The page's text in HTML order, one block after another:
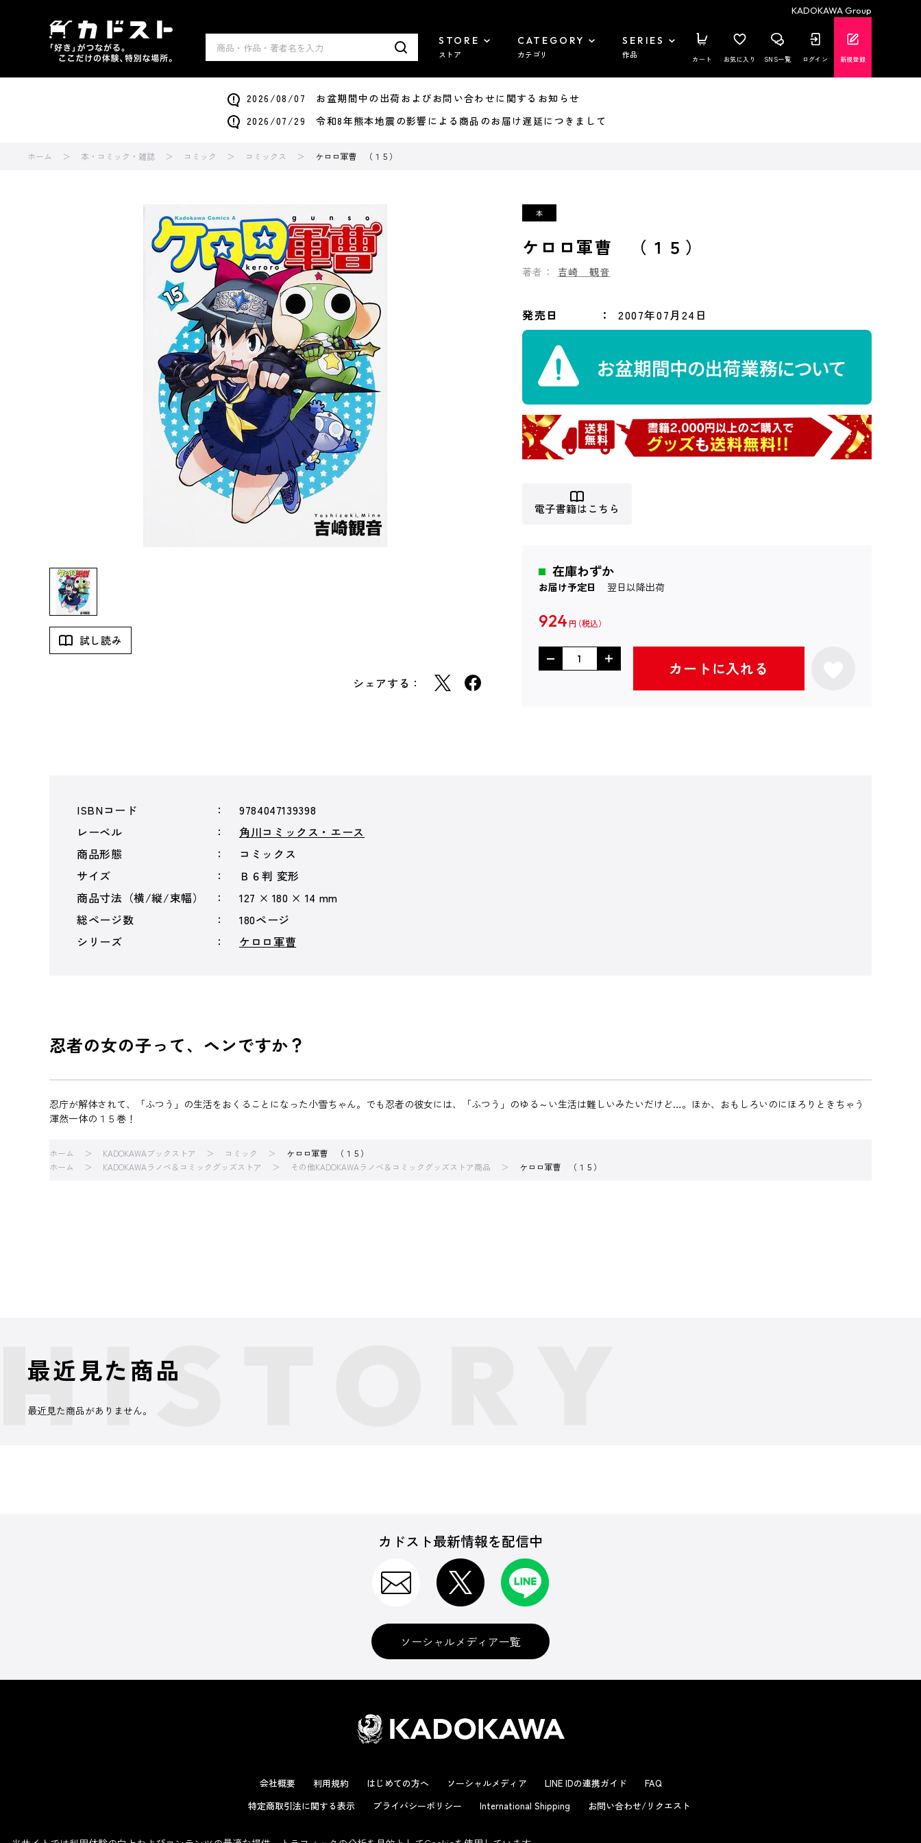
KADOKAWA Group
STORE
ストア
CATEGORY
カテゴリ
SERIES
作品 カート お気に入り SNS一覧 ログイン 新規登録
2026/08/07 お盆期間中の出荷およびお問い合わせに関するお知らせ
2026/07/29 令和8年熊本地震の影響による商品のお届け遅延につきまして
ホーム 本・コミック・雑誌 コミック コミックス ケロロ軍曹 （１５）
試し読み
シェアする：
ケロロ軍曹 （１５）
著者： 吉崎 観音
発売日 2007年07月24日
電子書籍はこちら
在庫わずか
お届け予定日 翌日以降出荷
924 円
カートに入れる
ISBNコード
9784047139398
レーベル
角川コミックス・エース
商品形態
コミックス
サイズ
Ｂ６判 変形
商品寸法（横/縦/束幅）
127 × 180 × 14 mm
総ページ数
180ページ
シリーズ
ケロロ軍曹
忍者の女の子って、ヘンですか？
忍庁が解体されて、「ふつう」の生活をおくることになった小雪ちゃん。でも忍者の彼女には、「ふつう」のゆる～い生活は難しいみたいだけど…。ほか、おもしろいのにほろりときちゃう
渾然一体の１５巻！
ホーム KADOKAWAブックストア コミック
ケロロ軍曹 （１５）
ホーム
KADOKAWAラノベ＆コミックグッズストア その他KADOKAWAラノベ＆コミックグッズストア商品 ケロロ軍曹 （１５）
最近見た商品
最近見た商品がありません。
カドスト最新情報を配信中
ソーシャルメディア一覧
会社概要 利用規約 はじめての方へ ソーシャルメディア LINE IDの連携ガイド
FAQ
特定商取引法に関する表示
プライバシーポリシー International Shipping お問い合わせ/リクエスト